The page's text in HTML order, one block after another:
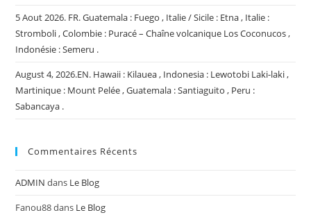
5 Aout 2026. FR. Guatemala : Fuego , Italie / Sicile : Etna , Italie :
Stromboli , Colombie : Puracé – Chaîne volcanique Los Coconucos ,
Indonésie : Semeru .
August 4, 2026.EN. Hawaii : Kilauea , Indonesia : Lewotobi Laki-laki ,
Martinique : Mount Pelée , Guatemala : Santiaguito , Peru :
Sabancaya .
Commentaires Récents
ADMIN dans Le Blog
Fanou88dans Le Blog